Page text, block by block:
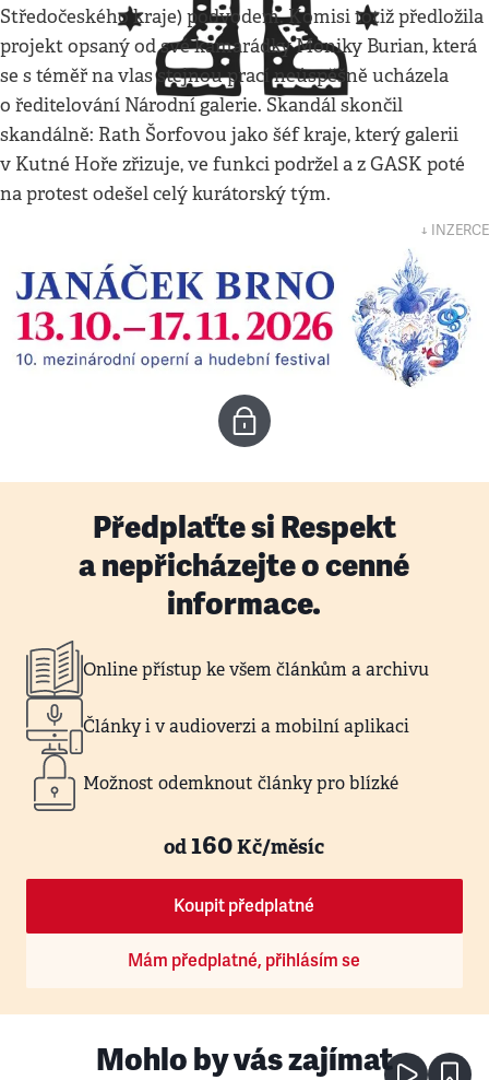
Středočeského kraje) podvodem. Komisi totiž předložila
projekt opsaný od své kamarádky Moniky Burian, která
se s téměř na vlas stejnou prací neúspěšně ucházela
o ředitelování Národní galerie. Skandál skončil
skandálně: Rath Šorfovou jako šéf kraje, který galerii
v Kutné Hoře zřizuje, ve funkci podržel a z GASK poté
na protest odešel celý kurátorský tým.
↓ INZERCE
Předplaťte si Respekt
a nepřicházejte o cenné
informace.
Online přístup ke všem článkům a archivu
Články i v audioverzi a mobilní aplikaci
Možnost odemknout články pro blízké
od160Kč/měsíc
Koupit předplatné
Mám předplatné, přihlásím se
Mohlo by vás zajímat